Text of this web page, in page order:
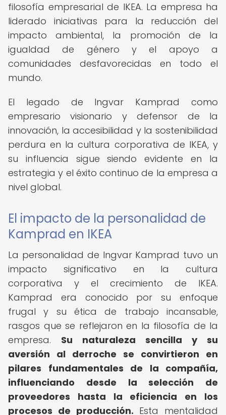
filosofía empresarial de IKEA. La empresa ha
liderado iniciativas para la reducción del
impacto ambiental, la promoción de la
igualdad de género y el apoyo a
comunidades desfavorecidas en todo el
mundo.
El legado de Ingvar Kamprad como
empresario visionario y defensor de la
innovación, la accesibilidad y la sostenibilidad
perdura en la cultura corporativa de IKEA, y
su influencia sigue siendo evidente en la
estrategia y el éxito continuo de la empresa a
nivel global.
El impacto de la personalidad de
Kamprad en IKEA
La personalidad de Ingvar Kamprad tuvo un
impacto significativo en la cultura
corporativa y el crecimiento de IKEA.
Kamprad era conocido por su enfoque
frugal y su ética de trabajo incansable,
rasgos que se reflejaron en la filosofía de la
empresa. Su naturaleza sencilla y su
aversión al derroche se convirtieron en
pilares fundamentales de la compañía,
influenciando desde la selección de
proveedores hasta la eficiencia en los
procesos de producción. Esta mentalidad